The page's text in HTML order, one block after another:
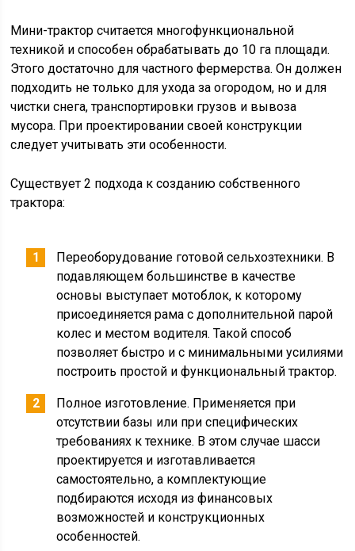
Мини-трактор считается многофункциональной
техникой и способен обрабатывать до 10 га площади.
Этого достаточно для частного фермерства. Он должен
подходить не только для ухода за огородом, но и для
чистки снега, транспортировки грузов и вывоза
мусора. При проектировании своей конструкции
следует учитывать эти особенности.
Существует 2 подхода к созданию собственного
трактора:
Переоборудование готовой сельхозтехники. В
подавляющем большинстве в качестве
основы выступает мотоблок, к которому
присоединяется рама с дополнительной парой
колес и местом водителя. Такой способ
позволяет быстро и с минимальными усилиями
построить простой и функциональный трактор.
Полное изготовление. Применяется при
отсутствии базы или при специфических
требованиях к технике. В этом случае шасси
проектируется и изготавливается
самостоятельно, а комплектующие
подбираются исходя из финансовых
возможностей и конструкционных
особенностей.